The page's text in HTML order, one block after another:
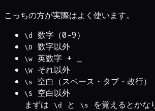
こっちの方が実際はよく使います。
\d 数字（0-9）
\D 数字以外
\w 英数字 + _
\W それ以外
\s 空白（スペース・タブ・改行）
\S
空白以外
まずは
\d と \s を覚えるとかな